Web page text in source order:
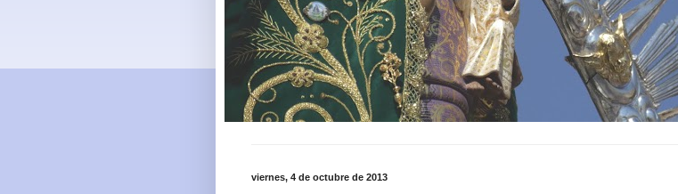
viernes, 4 de octubre de 2013